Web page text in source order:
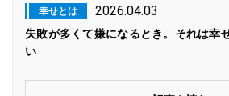
幸せとは 2026.04.03
失敗が多くて嫌になるとき。それは幸
い